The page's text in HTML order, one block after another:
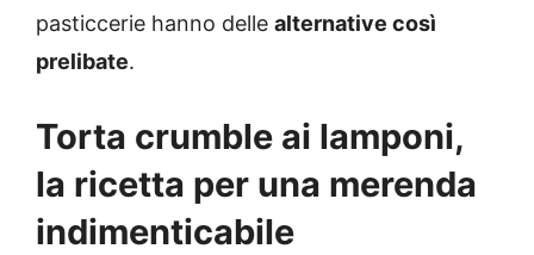
pasticcerie hanno delle alternative così
prelibate.
Torta crumble ai lamponi,
la ricetta per una merenda
indimenticabile